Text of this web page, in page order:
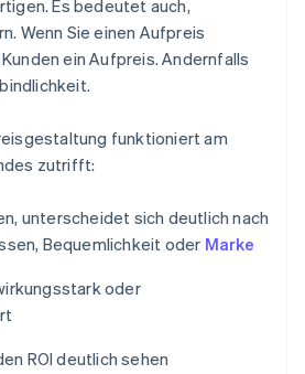
Es bedeutet auch,
Wenn Sie einen Aufpreis
ein Aufpreis. Andernfalls
funktioniert am
zutrifft:
unterscheidet sich deutlich nach
Bequemlichkeit oder Marke
oder
ROI deutlich sehen